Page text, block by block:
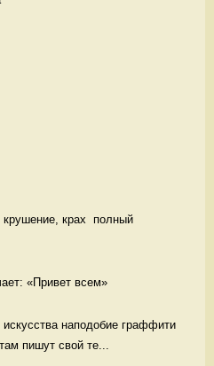
крах  полный
«Привет всем»
искусства наподобие граффити
пишут свой те...